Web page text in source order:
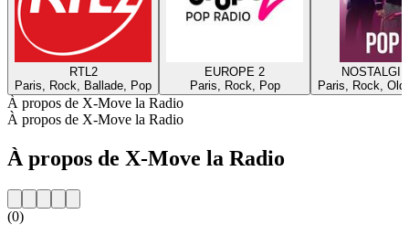
RTL2
Paris, Rock, Ballade, Pop
EUROPE 2
Paris, Rock, Pop
Paris, Rock,
À propos de X-Move la Radio
À propos de X-Move la Radio
À propos de X-Move la Radio
(0)